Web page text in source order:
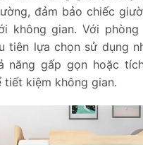
đảm bảo chiếc
không gian. Với
tiên lựa chọn sử dụng
năng gấp gọn hoặc
tiết kiệm không gian.